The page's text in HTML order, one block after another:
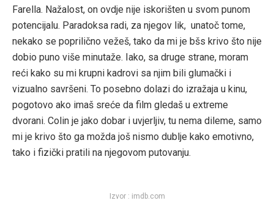
Farella. Nažalost, on ovdje nije iskorišten u svom punom
potencijalu. Paradoksa radi, za njegov lik, unatoč tome,
nekako se poprilično vežeš, tako da mi je bšs krivo što nije
dobio puno više minutaže. Iako, sa druge strane, moram
reći kako su mi krupni kadrovi sa njim bili glumački i
vizualno savršeni. To posebno dolazi do izražaja u kinu,
pogotovo ako imaš sreće da film gledaš u extreme
dvorani. Colin je jako dobar i uvjerljiv, tu nema dileme, samo
mi je krivo što ga možda još nismo dublje kako emotivno,
tako i fizički pratili na njegovom putovanju.
Izvor : imdb.com